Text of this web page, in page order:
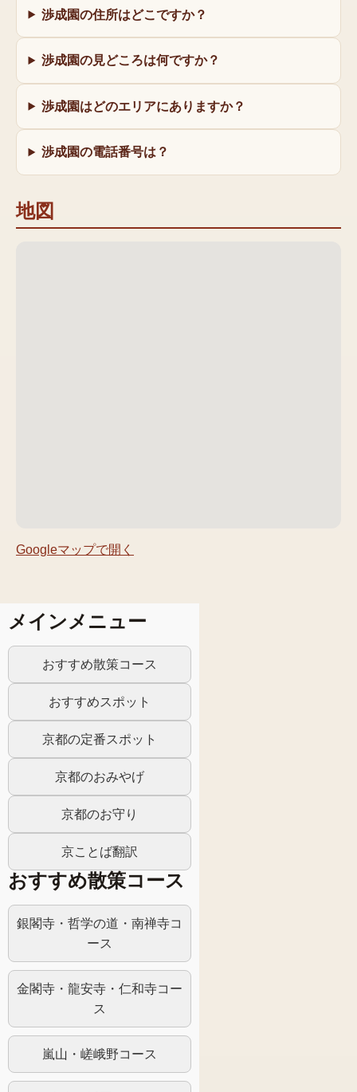
メインメニュー
おすすめ散策コース
おすすめスポット
京都の定番スポット
京都のおみやげ
京都のお守り
京ことば翻訳
おすすめ散策コース
銀閣寺・哲学の道・南禅寺コ
ース
金閣寺・龍安寺・仁和寺コー
ス
嵐山・嵯峨野コース
渉成園の住所はどこですか？
渉成園の見どころは何ですか？
渉成園はどのエリアにありますか？
渉成園の電話番号は？
地図
Googleマップで開く